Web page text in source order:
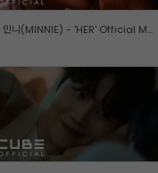
민니(MINNIE) - 'HER' Official M...